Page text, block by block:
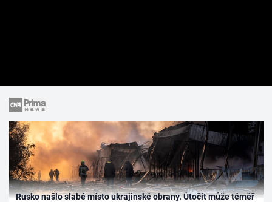
Rusko našlo slabé místo ukrajinské obrany. Útočit může téměř